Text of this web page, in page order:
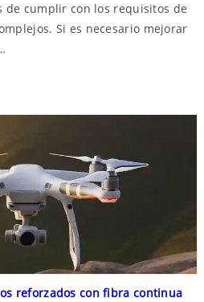
cumplir con los requisitos de
Si es necesario mejorar
reforzados con fibra continua